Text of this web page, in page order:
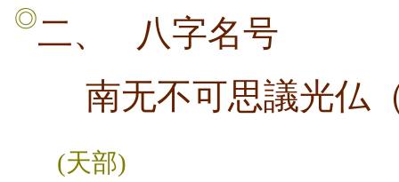
◎二、
八字名号
南无不可思議光仏
(天部)